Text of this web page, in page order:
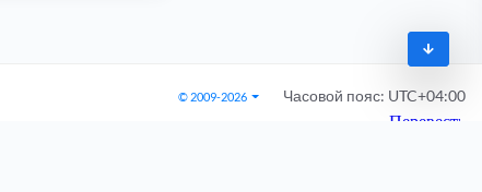
© 2009-2026 Часовой пояс: UTC+04:00